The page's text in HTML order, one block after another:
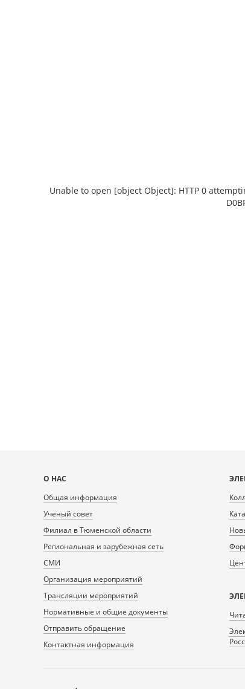
Unable to open [object Object]: HTTP 0
Карта
сайта
О НАС
Общая информация
Ученый совет
Филиал в Тюменской области
Региональная и зарубежная сеть
СМИ
Организация мероприятий
Трансляции мероприятий
Нормативные и общие документы
Отправить обращение
Контактная информация